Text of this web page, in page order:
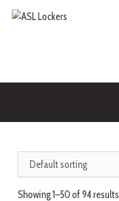
Skip
Showing 1–50 of 94 results